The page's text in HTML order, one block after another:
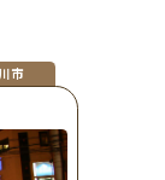
市